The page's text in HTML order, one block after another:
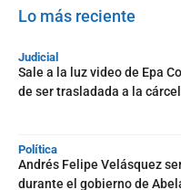
Lo más reciente
Judicial
Sale a la luz video de Epa
de ser trasladada a la
Política
Andrés Felipe Velásquez
durante el gobierno de